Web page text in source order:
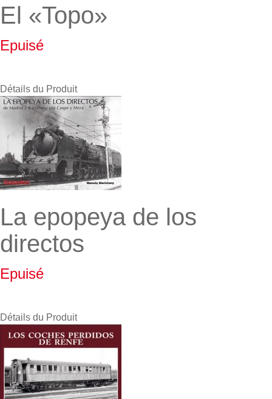
El «Topo»
Epuisé
Détails du Produit
La epopeya de los
directos
Epuisé
Détails du Produit